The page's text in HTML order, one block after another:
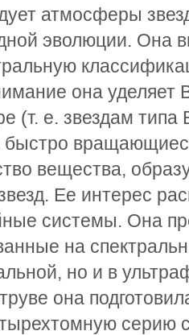
атмосферы
эволюции. Она
она уделяет
(т. е. звездам типа
быстро
вещества,
Ее интерес
системы. Она
на
но и в
она
серию